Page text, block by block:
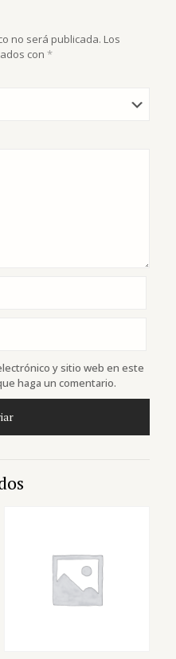
no será publicada. Los
con *
y sitio web en este
haga un comentario.